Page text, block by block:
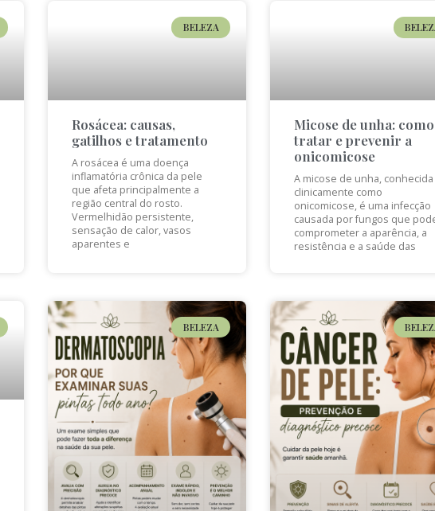
BELEZA
Rosácea: causas,
gatilhos e tratamento
A rosácea é uma doença
inflamatória crônica da pele
que afeta principalmente a
região central do rosto.
Vermelhidão persistente,
sensação de calor, vasos
aparentes e
Micose de unha: como
tratar e prevenir a
onicomicose
A micose de unha, conhecida
clinicamente como
onicomicose, é uma infecção
causada por fungos que
comprometer a aparência, a
resistência e a saúde das
BELEZA